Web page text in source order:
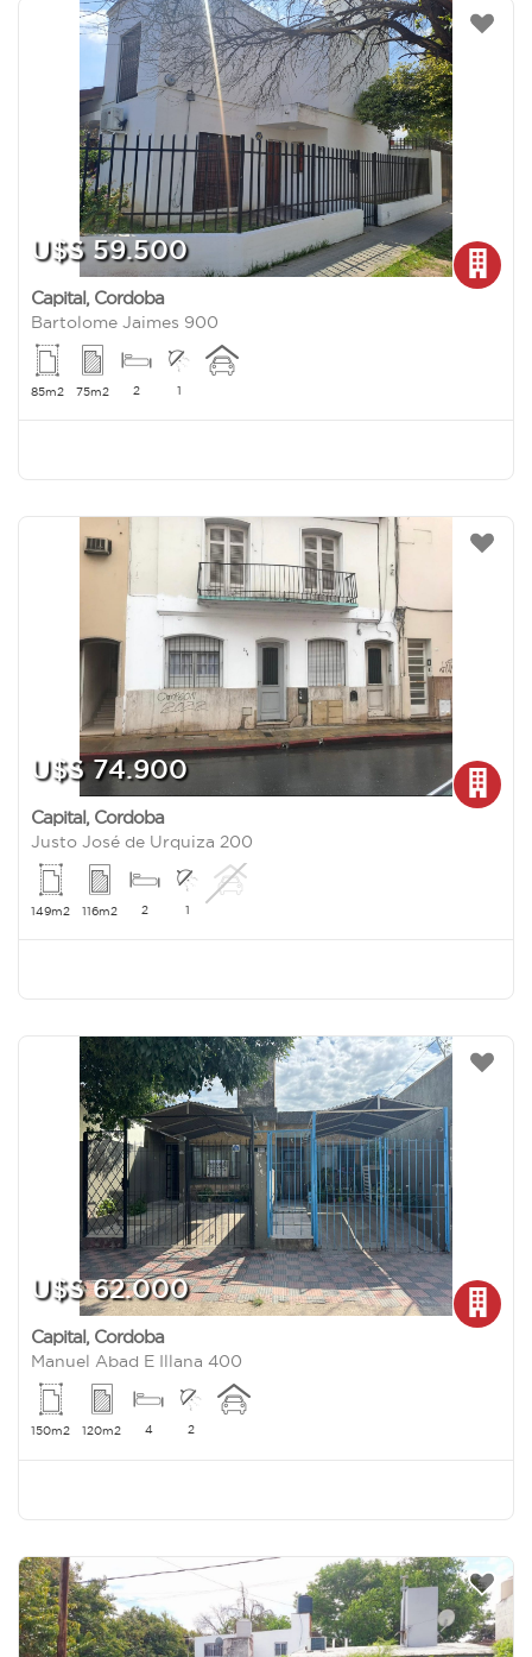
U$S 59.500
Capital, Cordoba
Bartolome Jaimes 900
85m2 75m2 2 1
U$S 74.900
Capital, Cordoba
Justo José de Urquiza 200
149m2 116m2 2 1
U$S 62.000
Capital, Cordoba
Manuel Abad E Illana 400
150m2 120m2 4 2